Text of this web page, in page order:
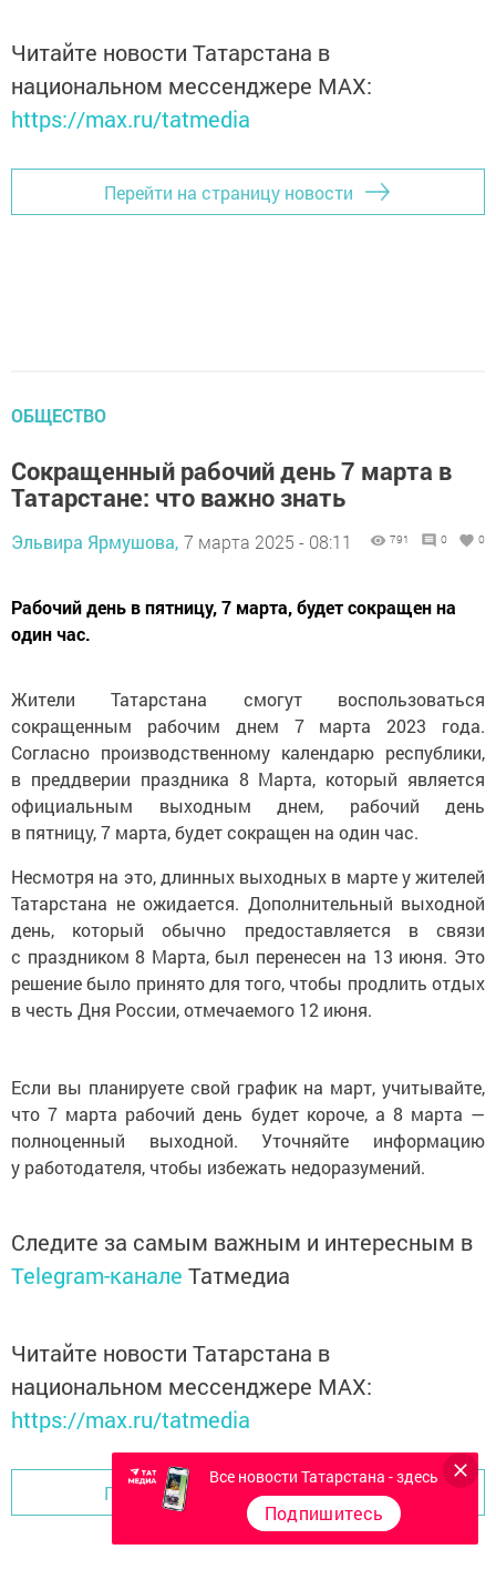
Читайте новости Татарстана в
национальном мессенджере MАХ:
https://max.ru/tatmedia
Перейти на страницу новости
ОБЩЕСТВО
Сокращенный рабочий день 7 марта в
Татарстане: что важно знать
Эльвира Ярмушова, 7 марта 2025 - 08:11 791 0 0
Рабочий день в пятницу, 7 марта, будет сокращен на
один час.
Жители Татарстана смогут воспользоваться
сокращенным рабочим днем 7 марта 2023 года.
Согласно производственному календарю республики,
в преддверии праздника 8 Марта, который является
официальным выходным днем, рабочий день
в пятницу, 7 марта, будет сокращен на один час.
Несмотря на это, длинных выходных в марте у жителей
Татарстана не ожидается. Дополнительный выходной
день, который обычно предоставляется в связи
с праздником 8 Марта, был перенесен на 13 июня. Это
решение было принято для того, чтобы продлить отдых
в честь Дня России, отмечаемого 12 июня.
Если вы планируете свой график на март, учитывайте,
что 7 марта рабочий день будет короче, а 8 марта —
полноценный выходной. Уточняйте информацию
у работодателя, чтобы избежать недоразумений.
Следите за самым важным и интересным в
Telegram-канале Татмедиа
Читайте новости Татарстана в
национальном мессенджере MАХ:
https://max.ru/tatmedia
Перейти на страницу новости
Все новости Татарстана - здесь
Подпишитесь